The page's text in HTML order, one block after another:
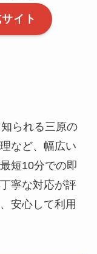
イト
られる三原の
など、幅広い
短10分での即
寧な対応が評
安心して利用